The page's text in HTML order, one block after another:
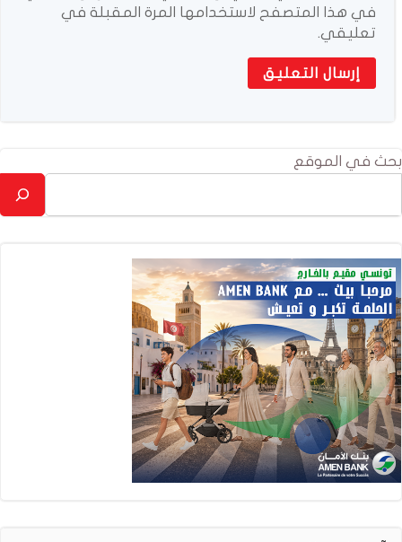
في هذا المتصفح لاستخدامها المرة المقبلة في
تعليقي.
بحث في الموقع